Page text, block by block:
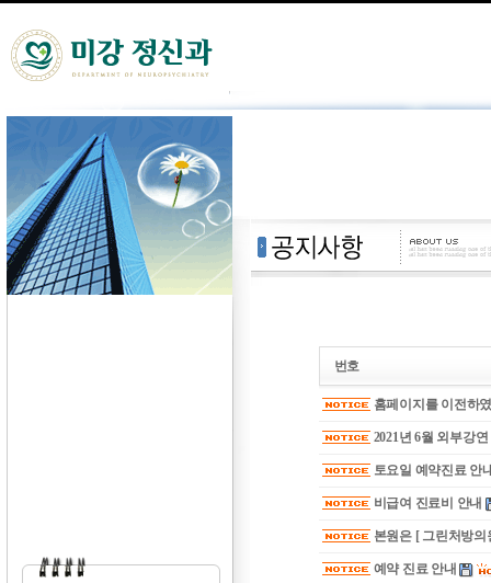
번호
홈페이지를 이전하
2021년 6월 외부강
토요일 예약진료 안
비급여 진료비 안내
본원은 [ 그린처방의
예약 진료 안내